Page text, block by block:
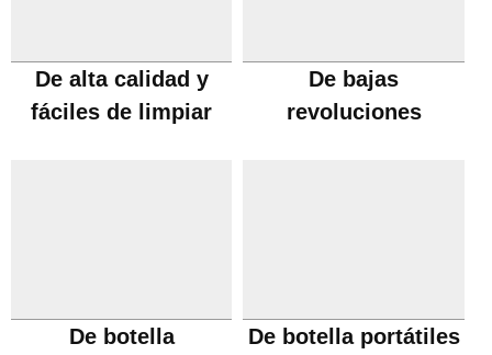
De alta calidad y
fáciles de limpiar
De bajas
revoluciones
De botella De botella portátiles